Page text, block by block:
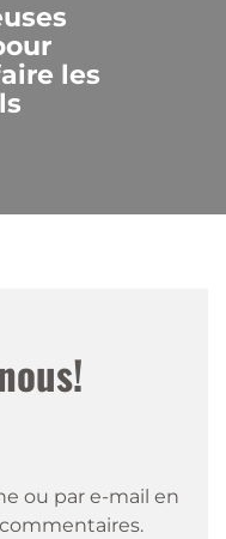
les
ou par e-mail en